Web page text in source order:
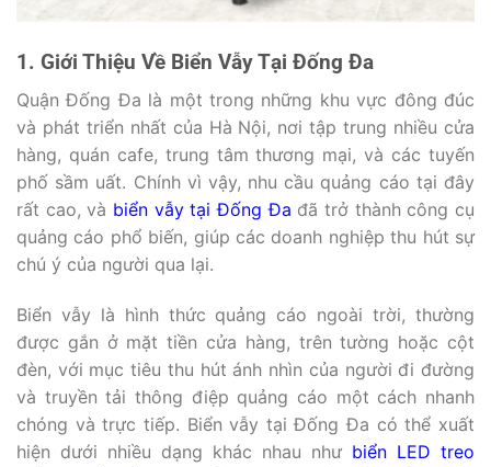
1. Giới Thiệu Về Biển Vẫy Tại Đống Đa
Quận Đống Đa là một trong những khu vực đông đúc
và phát triển nhất của Hà Nội, nơi tập trung nhiều cửa
hàng, quán cafe, trung tâm thương mại, và các tuyến
phố sầm uất. Chính vì vậy, nhu cầu quảng cáo tại đây
rất cao, và biển vẫy tại Đống Đa đã trở thành công cụ
quảng cáo phổ biến, giúp các doanh nghiệp thu hút sự
chú ý của người qua lại.
Biển vẫy là hình thức quảng cáo ngoài trời, thường
được gắn ở mặt tiền cửa hàng, trên tường hoặc cột
đèn, với mục tiêu thu hút ánh nhìn của người đi đường
và truyền tải thông điệp quảng cáo một cách nhanh
chóng và trực tiếp. Biển vẫy tại Đống Đa có thể xuất
hiện dưới nhiều dạng khác nhau như biển LED treo